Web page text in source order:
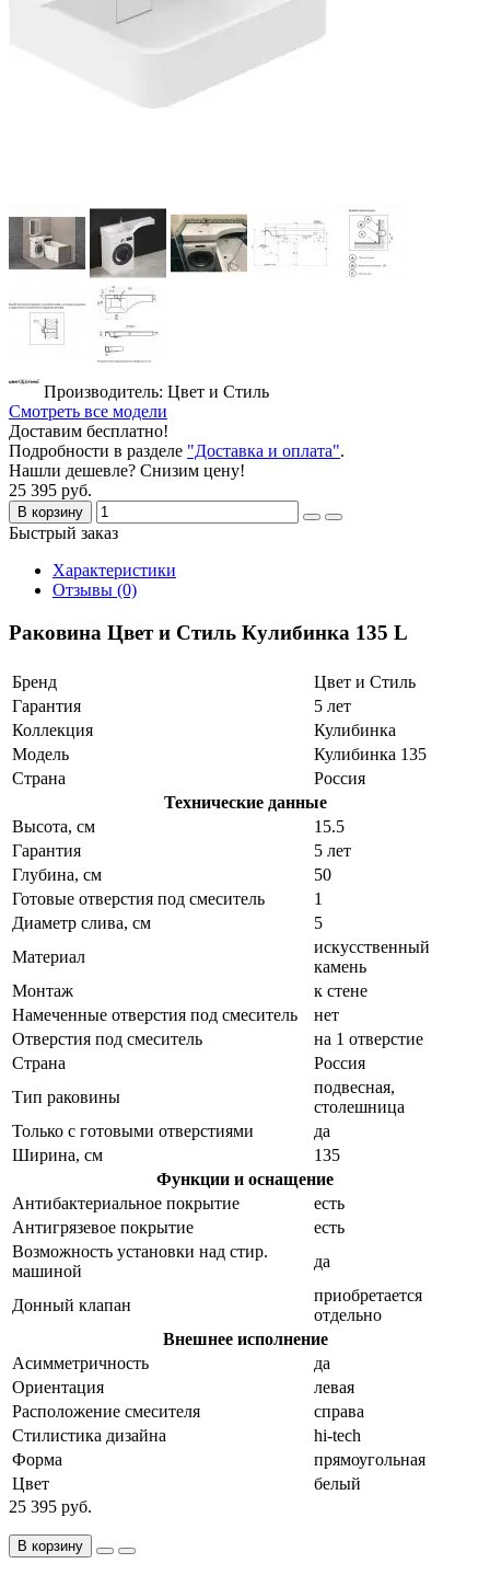
Производитель: Цвет и Стиль
Смотреть все модели
Доставим бесплатно!
Подробности в разделе "Доставка и оплата".
Нашли дешевле? Снизим цену!
25 395 руб.
В корзину
Быстрый заказ
Характеристики
Отзывы (0)
Раковина Цвет и Стиль Кулибинка 135 L
Бренд
Цвет и Стиль
Гарантия
5 лет
Коллекция
Кулибинка
Модель
Кулибинка 135
Страна
Россия
Технические данные
Высота, см
15.5
Гарантия
5 лет
Глубина, см
50
Готовые отверстия под смеситель
1
Диаметр слива, см
5
Материал
искусственный
камень
Монтаж
к стене
Намеченные отверстия под смеситель
нет
Отверстия под смеситель
на 1 отверстие
Страна
Россия
Тип раковины
подвесная,
столешница
Только с готовыми отверстиями
да
Ширина, см
135
Функции и оснащение
Антибактериальное покрытие
есть
Антигрязевое покрытие
есть
Возможность установки над стир.
машиной
да
Донный клапан
приобретается
отдельно
Внешнее исполнение
Асимметричность
да
Ориентация
левая
Расположение смесителя
справа
Стилистика дизайна
hi-tech
Форма
прямоугольная
Цвет
белый
25 395 руб.
В корзину